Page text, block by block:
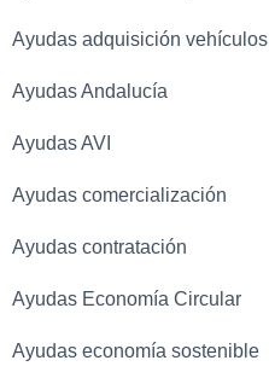
Ayudas adquisición vehículos
Ayudas Andalucía
Ayudas AVI
Ayudas comercialización
Ayudas contratación
Ayudas Economía Circular
Ayudas economía sostenible